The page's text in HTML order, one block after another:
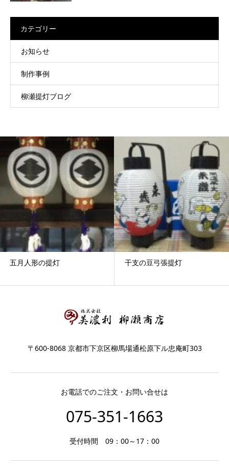
カテゴリー
お知らせ
制作事例
柳瀬提灯ブログ
五月人形の提灯 干支の豆弓張提灯
〒600-8068 京都市下京区柳馬場通松原下ル忠庵町303
お電話でのご注文・お問い合せは
075-351-1663
受付時間 09：00～17：00